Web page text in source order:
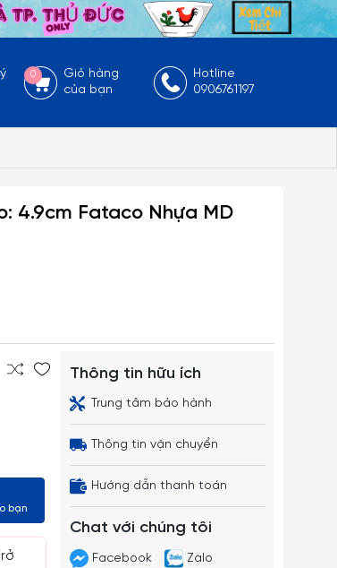
0
Giỏ hàng
của bạn
Hotline
0906761197
4.9cm Fataco Nhựa MD
bạn
Thông tin hữu ích
Trung tâm bảo hành
Thông tin vận chuyển
Hướng dẫn thanh toán
Chat với chúng tôi
Facebook Zalo